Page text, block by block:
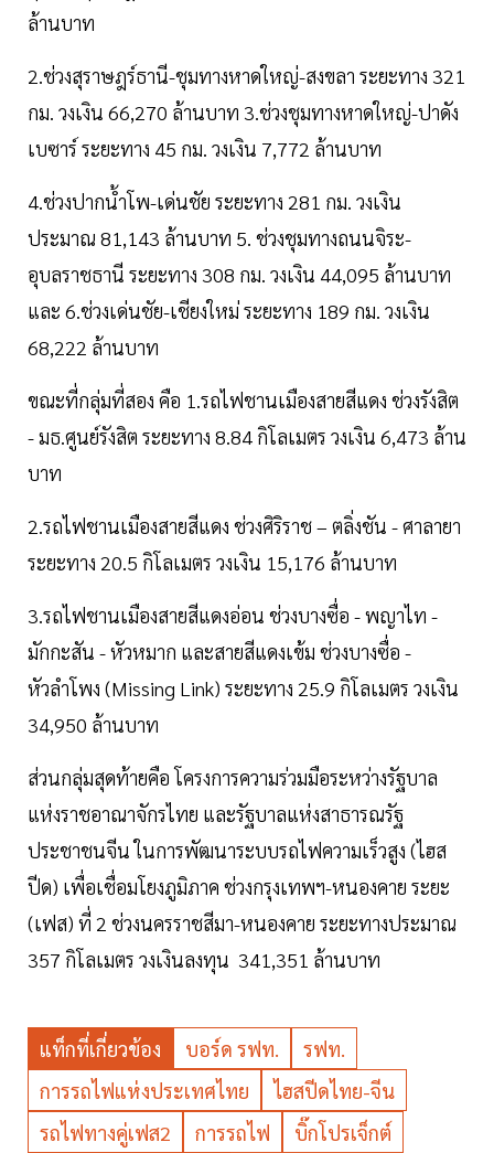
ล้านบาท
2.ช่วงสุราษฎร์ธานี-ชุมทางหาดใหญ่-สงขลา ระยะทาง 321
กม. วงเงิน 66,270 ล้านบาท 3.ช่วงชุมทางหาดใหญ่-ปาดัง
เบซาร์ ระยะทาง 45 กม. วงเงิน 7,772 ล้านบาท
4.ช่วงปากน้ำโพ-เด่นชัย ระยะทาง 281 กม. วงเงิน
ประมาณ 81,143 ล้านบาท 5. ช่วงชุมทางถนนจิระ-
อุบลราชธานี ระยะทาง 308 กม. วงเงิน 44,095 ล้านบาท
และ 6.ช่วงเด่นชัย-เชียงใหม่ ระยะทาง 189 กม. วงเงิน
68,222 ล้านบาท
ขณะที่กลุ่มที่สอง คือ 1.รถไฟชานเมืองสายสีแดง ช่วงรังสิต
- มธ.ศูนย์รังสิต ระยะทาง 8.84 กิโลเมตร วงเงิน 6,473 ล้าน
บาท
2.รถไฟชานเมืองสายสีแดง ช่วงศิริราช – ตลิ่งชัน - ศาลายา
ระยะทาง 20.5 กิโลเมตร วงเงิน 15,176 ล้านบาท
3.รถไฟชานเมืองสายสีแดงอ่อน ช่วงบางซื่อ - พญาไท -
มักกะสัน - หัวหมาก และสายสีแดงเข้ม ช่วงบางซื่อ -
หัวลำโพง (Missing Link) ระยะทาง 25.9 กิโลเมตร วงเงิน
34,950 ล้านบาท
ส่วนกลุ่มสุดท้ายคือ โครงการความร่วมมือระหว่างรัฐบาล
แห่งราชอาณาจักรไทย และรัฐบาลแห่งสาธารณรัฐ
ประชาชนจีน ในการพัฒนาระบบรถไฟความเร็วสูง (ไฮส
ปีด) เพื่อเชื่อมโยงภูมิภาค ช่วงกรุงเทพฯ-หนองคาย ระยะ
(เฟส) ที่ 2 ช่วงนครราชสีมา-หนองคาย ระยะทางประมาณ
357 กิโลเมตร วงเงินลงทุน 341,351 ล้านบาท
แท็กที่เกี่ยวข้อง บอร์ด รฟท.
รฟท.
การรถไฟแห่งประเทศไทย
ไฮสปีดไทย-จีน
รถไฟทางคู่เฟส2
การรถไฟ
บิ๊กโปรเจ็กต์